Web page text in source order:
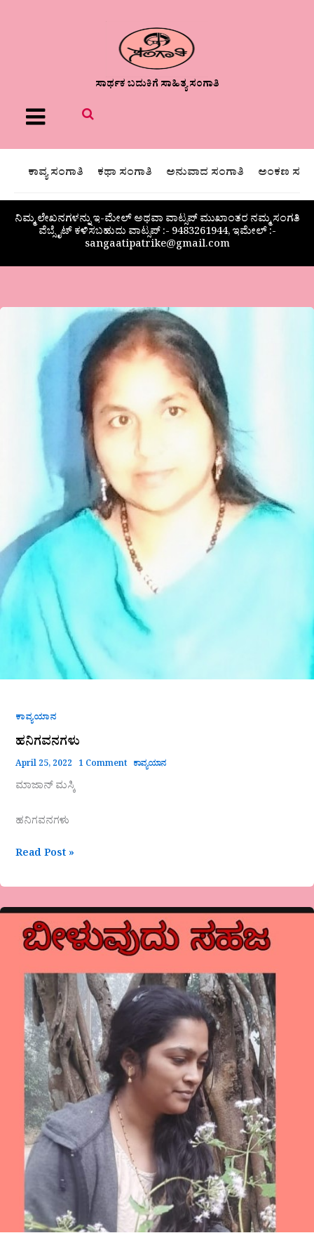
ಸಾರ್ಥಕ ಬದುಕಿಗೆ ಸಾಹಿತ್ಯ ಸಂಗಾತಿ
Menu
ಕಾವ್ಯ ಸಂಗಾತಿ ಕಥಾ ಸಂಗಾತಿ ಅನುವಾದ ಸಂಗಾತಿ ಅಂಕಣ
ನಿಮ್ಮ ಲೇಖನಗಳನ್ನು ಇ-ಮೇಲ್ ಅಥವಾ ವಾಟ್ಸಪ್ ಮುಖಾಂತರ ನಮ್ಮ ಸಂಗತಿ
ವೆಬ್ಸೈಟ್ ಕಳಿಸಬಹುದು ವಾಟ್ಸಪ್‌ :- 9483261944, ಇಮೇಲ್ :-
sangaatipatrike@gmail.com
ಕಾವ್ಯಯಾನ
ಹನಿಗವನಗಳು
April 25, 2022 1 Comment ಕಾವ್ಯಯಾನ
ಮಾಜಾನ್ ಮಸ್ಕಿ
ಹನಿಗವನಗಳು
Read Post »